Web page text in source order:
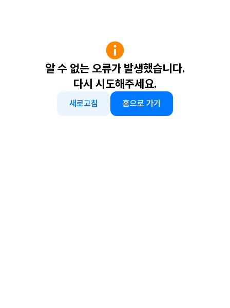
알 수 없는 오류가 발생했습니다.
다시 시도해주세요.
새로고침 홈으로 가기